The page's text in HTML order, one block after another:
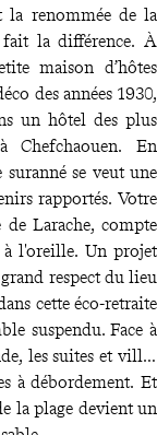
la renommée de la
la différence. À
maison d’hôtes
des années 1930,
un hôtel des plus
Chefchaouen. En
se veut une
rapportés. Votre
de Larache, compte
à l'oreille. Un projet
respect du lieu
cette éco-retraite
suspendu. Face à
les suites et villas
à débordement. Et
la plage devient un